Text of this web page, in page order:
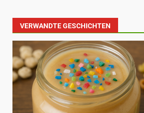
VERWANDTE GESCHICHTEN